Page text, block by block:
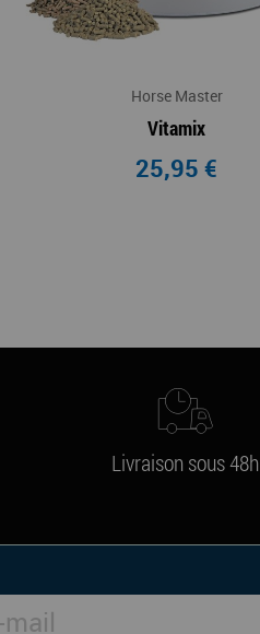
Horse Master
Vitamix
25,95 €
Livraison sous 48h